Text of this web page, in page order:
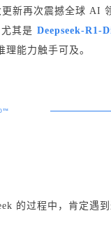
更新再次震撼全球 AI
尤其是Deepseek-R1-
能力触手可及。
的过程中，肯定遇到